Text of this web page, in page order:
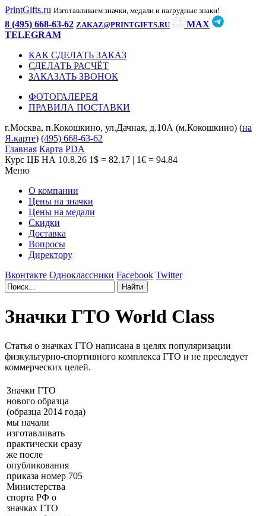
PrintGifts.ru Изготавливаем значки, медали и нагрудные знаки!
8 (495) 668-63-62 ZAKAZ@PRINTGIFTS.RU
MAX
TELEGRAM
КАК СДЕЛАТЬ ЗАКАЗ
СДЕЛАТЬ РАСЧЁТ
ЗАКАЗАТЬ ЗВОНОК
ФОТОГАЛЕРЕЯ
ПРАВИЛА ПОСТАВКИ
г.Москва, п.Кокошкино, ул.Дачная, д.10А (м.Кокошкино) (на
Я.карте) (495) 668-63-62
Главная Карта PDA
Курс ЦБ НА 10.8.26 1$ = 82.17 | 1€ = 94.84
Меню
О компании
Цены на значки
Цены на медали
Скидки
Доставка
Вопросы
Директору
Вконтакте Одноклассники Facebook Twitter
Значки ГТО World Class
Статья о значках ГТО написана в целях популяризации
физкультурно-спортивного комплекса ГТО и не преследует
коммерческих целей.
Значки ГТО
нового образца
(образца 2014 года)
мы начали
изготавливать
практически сразу
же после
опубликования
приказа номер 705
Министерства
спорта РФ о
значках ГТО